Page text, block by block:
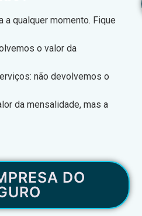
a qualquer momento. Fique
o valor da
não devolvemos o
da mensalidade, mas a
DO